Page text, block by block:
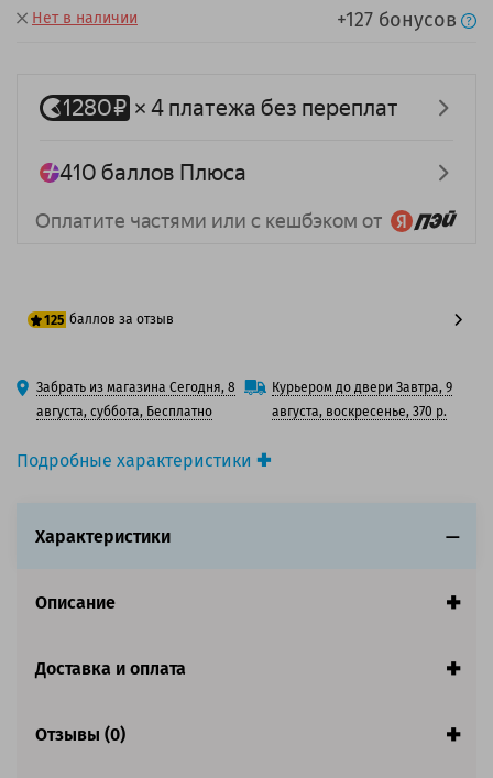
Подробные характеристики
Вид товара:Картридж струйный
Ресурс:110ml
Нет в наличии +127 бонусов
125 баллов за отзыв
100 баллов
125 баллов
Забрать из магазина Сегодня, 8
августа, суббота, Бесплатно
Курьером до двери Завтра, 9
августа, воскресенье, 370 р.
Характеристики
Описание
Доставка и оплата
Отзывы (0)